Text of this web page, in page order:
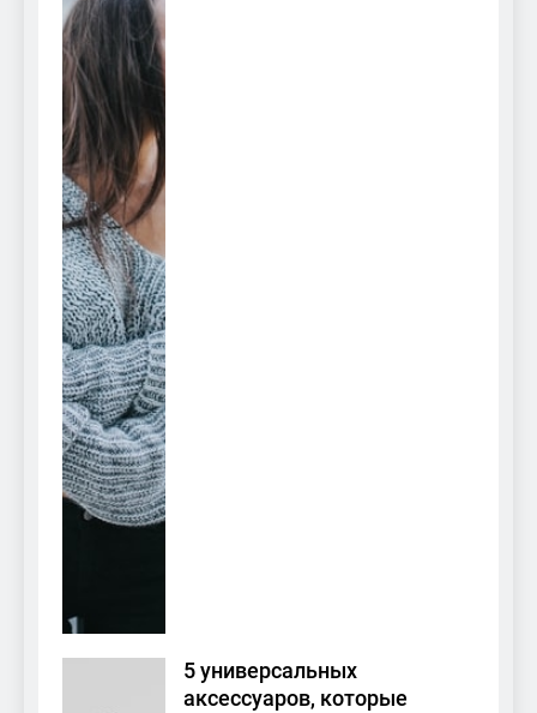
5 универсальных
аксессуаров, которые